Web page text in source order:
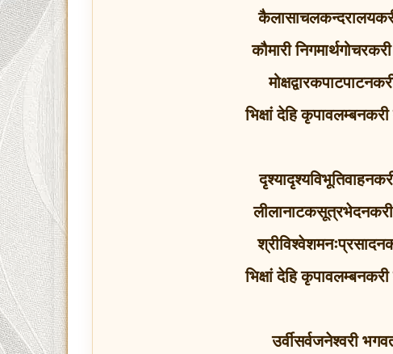
कौमारी
भिक्षां देहि
लीलानाटकसूत्रभेदनकरी
भिक्षां देहि
उर्वीसर्वजनेश्वरी